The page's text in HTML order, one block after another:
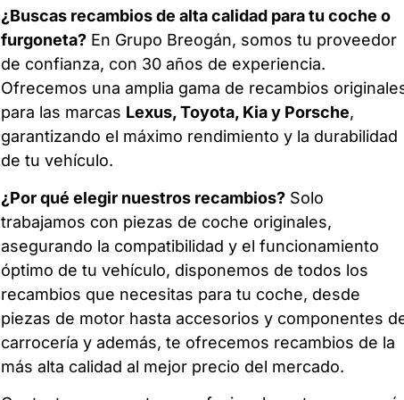
¿Buscas recambios de alta calidad para tu coche o
furgoneta?En Grupo Breogán, somos tu proveedor
de confianza, con 30 años de experiencia.
Ofrecemos una amplia gama de recambios
para las marcas Lexus, Toyota, Kia y Porsche,
garantizando el máximo rendimiento y la durabilidad
de tu vehículo.
¿Por qué elegir nuestros recambios?Solo
trabajamos con piezas de coche originales,
asegurando la compatibilidad y el funcionamiento
óptimo de tu vehículo, disponemos de todos los
recambios que necesitas para tu coche, desde
piezas de motor hasta accesorios y componentes
carrocería y además, te ofrecemos recambios de la
más alta calidad al mejor precio del mercado.